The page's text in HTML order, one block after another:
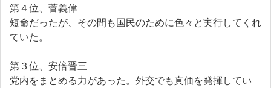
第４位、菅義偉
短命だったが、その間も国民のために色々と実行してくれ
ていた。
第３位、安倍晋三
党内をまとめる力があった。外交でも真価を発揮してい